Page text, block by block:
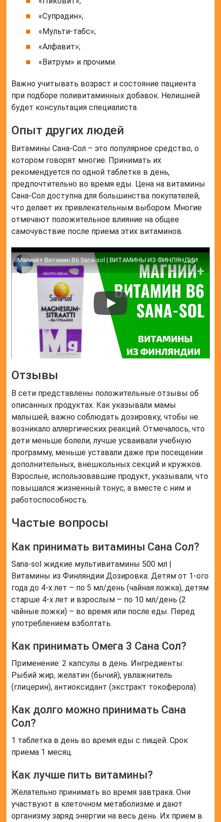
«Супрадин»;
«Мульти-табс»;
«Алфавит»;
«Витрум» и прочими.
Важно учитывать возраст и состояние пациента
при подборе поливитаминных добавок. Нелишней
будет консультация специалиста.
Опыт других людей
Витамины Сана-Сол – это популярное средство, о
котором говорят многие. Принимать их
рекомендуется по одной таблетке в день,
предпочтительно во время еды. Цена на витамины
Сана-Сол доступна для большинства покупателей,
что делает их привлекательным выбором. Многие
отмечают положительное влияние на общее
самочувствие после приема этих витаминов.
Магний+ Витамин В6 Sana-sol | ВИТАМИНЫ ИЗ ФИНЛЯНДИИ
Отзывы
В сети представлены положительные отзывы об
описанных продуктах. Как указывали мамы
малышей, важно соблюдать дозировку, чтобы не
возникало аллергических реакций. Отмечалось, что
дети меньше болели, лучше усваивали учебную
программу, меньше уставали даже при посещении
дополнительных, внешкольных секций и кружков.
Взрослые, использовавшие продукт, указывали, что
повышался жизненный тонус, а вместе с ним и
работоспособность.
Частые вопросы
Как принимать витамины Сана Сол?
Sana-sol жидкие мультивитамины 500 мл |
Витамины из Финляндии Дозировка: Детям от 1-ого
года до 4-х лет – по 5 мл/день (чайная ложка), детям
старше 4-х лет и взрослым – по 10 мл/день (2
чайные ложки) – во время или после еды. Перед
употреблением взболтать.
Как принимать Омега 3 Сана Сол?
Применение: 2 капсулы в день. Ингредиенты:
Рыбий жир, желатин (бычий), увлажнитель
(глицерин), антиоксидант (экстракт токоферола).
Как долго можно принимать Сана
Сол?
1 таблетка в день во время еды с пищей. Срок
приема 1 месяц.
Как лучше пить витамины?
Желательно принимать во время завтрака. Они
участвуют в клеточном метаболизме и дают
организму заряд энергии на весь день. Их прием в